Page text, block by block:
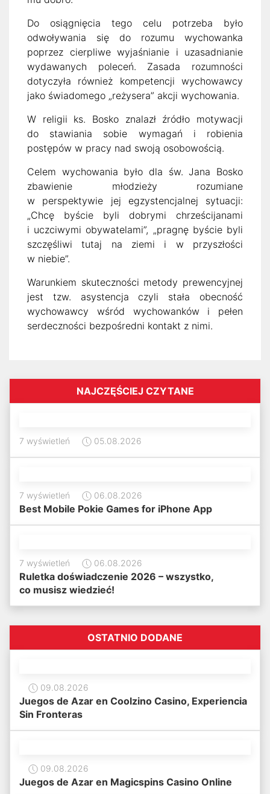
Do osiągnięcia tego celu potrzeba było
odwoływania się do rozumu wychowanka
poprzez cierpliwe wyjaśnianie i uzasadnianie
wydawanych poleceń. Zasada rozumności
dotyczyła również kompetencji wychowawcy
jako świadomego „reżysera” akcji wychowania.
W religii ks. Bosko znalazł źródło motywacji
do stawiania sobie wymagań i robienia
postępów w pracy nad swoją osobowością.
Celem wychowania było dla św. Jana Bosko
zbawienie młodzieży rozumiane
w perspektywie jej egzystencjalnej sytuacji:
„Chcę byście byli dobrymi chrześcijanami
i uczciwymi obywatelami”, „pragnę byście byli
szczęśliwi tutaj na ziemi i w przyszłości
w niebie”.
Warunkiem skuteczności metody prewencyjnej
jest tzw. asystencja czyli stała obecność
wychowawcy wśród wychowanków i pełen
serdeczności bezpośredni kontakt z nimi.
NAJCZĘŚCIEJ CZYTANE
7 wyświetleń 05.08.2026
7 wyświetleń 06.08.2026
Best Mobile Pokie Games for iPhone App
7 wyświetleń 06.08.2026
Ruletka doświadczenie 2026 – wszystko,
co musisz wiedzieć!
OSTATNIO DODANE
09.08.2026
Juegos de Azar en Coolzino Casino, Experiencia
Sin Fronteras
09.08.2026
Juegos de Azar en Magicspins Casino Online